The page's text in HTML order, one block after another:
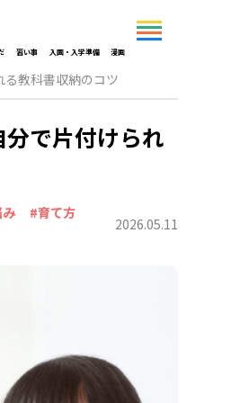
習い事 入園・入学準備 漫画
教科書収納のコツ
で片付けられ
#育て方
2026.05.11